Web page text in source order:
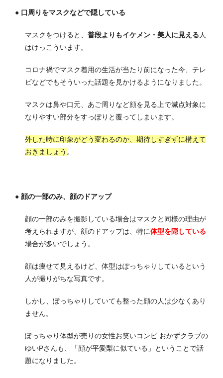
● 口周りをマスクなどで隠している
マスクをつけると、 普段よりもイケメン・美人に見える 人
はけっこういます。
コロナ禍でマスク着用の生活が当たり前になった今、テレ
ビなどでもそういった話題を見かけるようになりました。
マスクは鼻や口元、あご周りなど顔を見る上で減点対象に
なりやすい部分をすっぽりと覆ってしまいます。
外した時に印象がどう変わるのか、期待しすぎずに構えて
おきましょう 。
● 顔の一部のみ、顔のドアップ
顔の一部のみを撮影している場合はマスクと同様の理由が
考えられますが、 顔のドアップは、特に体型を隠している
場合が多いでしょう 。
顔は痩せて見えるけど、体型はぽっちゃりしているという
人が撮りがちな写真です。
しかし、ぽっちゃりしていても整った顔の人は少なくあり
ません。
ぽっちゃり体型が売りの女性お笑いコンビ おかずクラブの
ゆいPさんも、「顔が平愛梨に似ている」ということで話
題になりました。